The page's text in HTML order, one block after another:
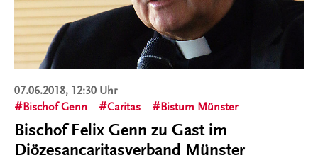
07.06.2018, 12:30 Uhr
Bischof Genn
Caritas Bistum Münster
Bischof Felix Genn zu Gast im
Diözesancaritasverband Münster